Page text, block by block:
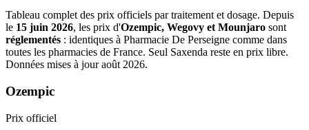
Tableau complet des prix officiels par traitement et dosage. Depuis
le 15 juin 2026, les prix d'Ozempic, Wegovy et Mounjaro sont
réglementés : identiques à Pharmacie De Perseigne comme dans
toutes les pharmacies de France. Seul Saxenda reste en prix libre.
Données mises à jour août 2026.
Ozempic
Prix officiel